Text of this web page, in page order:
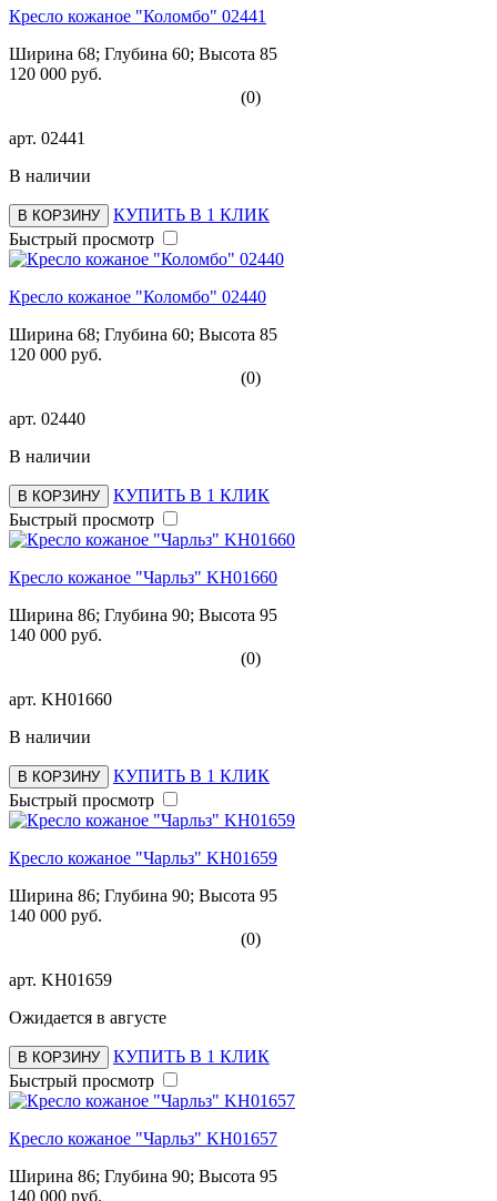
Кресло кожаное "Коломбо" 02441
Ширина 68; Глубина 60; Высота 85
120 000 руб.
(0)
арт. 02441
В наличии
В КОРЗИНУ
КУПИТЬ В 1 КЛИК
Быстрый просмотр
Кресло кожаное "Коломбо" 02440
Ширина 68; Глубина 60; Высота 85
120 000 руб.
(0)
арт. 02440
В наличии
В КОРЗИНУ
КУПИТЬ В 1 КЛИК
Быстрый просмотр
Кресло кожаное "Чарльз" KH01660
Ширина 86; Глубина 90; Высота 95
140 000 руб.
(0)
арт. KH01660
В наличии
В КОРЗИНУ
КУПИТЬ В 1 КЛИК
Быстрый просмотр
Кресло кожаное "Чарльз" KH01659
Ширина 86; Глубина 90; Высота 95
140 000 руб.
(0)
арт. KH01659
Ожидается в августе
В КОРЗИНУ
КУПИТЬ В 1 КЛИК
Быстрый просмотр
Кресло кожаное "Чарльз" KH01657
Ширина 86; Глубина 90; Высота 95
140 000 руб.